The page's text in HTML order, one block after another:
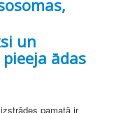
un
ādas
pamatā ir